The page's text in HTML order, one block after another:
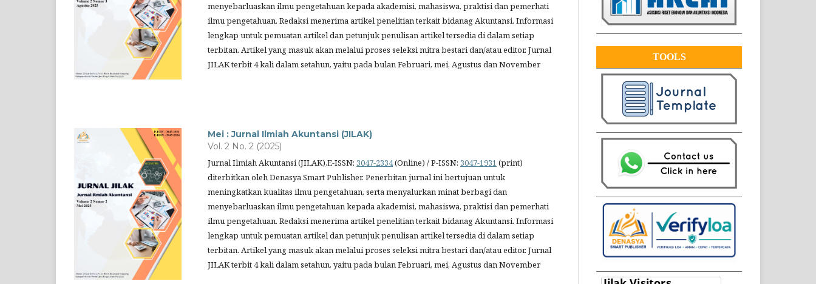
menyebarluaskan ilmu pengetahuan kepada akademisi, mahasiswa, praktisi dan pemerhati
ilmu pengetahuan. Redaksi menerima artikel penelitian terkait bidanag Akuntansi. Informasi
lengkap untuk pemuatan artikel dan petunjuk penulisan artikel tersedia di dalam setiap
terbitan. Artikel yang masuk akan melalui proses seleksi mitra bestari dan/atau editor. Jurnal
JILAK terbit 4 kali dalam setahun, yaitu pada bulan Februari, mei, Agustus dan November
Mei : Jurnal Ilmiah Akuntansi (JILAK)
Vol. 2 No. 2 (2025)
Jurnal Ilmiah Akuntansi (JILAK),E-ISSN:3047-2334(Online) / P-ISSN:3047-1931 (print)
diterbitkan oleh Denasya Smart Publisher. Penerbitan jurnal ini bertujuan untuk
meningkatkan kualitas ilmu pengetahuan, serta menyalurkan minat berbagi dan
menyebarluaskan ilmu pengetahuan kepada akademisi, mahasiswa, praktisi dan pemerhati
ilmu pengetahuan. Redaksi menerima artikel penelitian terkait bidanag Akuntansi. Informasi
lengkap untuk pemuatan artikel dan petunjuk penulisan artikel tersedia di dalam setiap
terbitan. Artikel yang masuk akan melalui proses seleksi mitra bestari dan/atau editor. Jurnal
JILAK terbit 4 kali dalam setahun, yaitu pada bulan Februari, mei, Agustus dan November
TOOLS